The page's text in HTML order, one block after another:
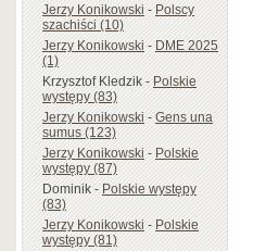
Jerzy Konikowski-Polscy
szachiści (10)
Jerzy Konikowski-DME 2025
(1)
Krzysztof Kledzik-Polskie
występy (83)
Jerzy Konikowski-Gens una
sumus (123)
Jerzy Konikowski-Polskie
występy (87)
Dominik-Polskie występy
(83)
Jerzy Konikowski-Polskie
występy (81)